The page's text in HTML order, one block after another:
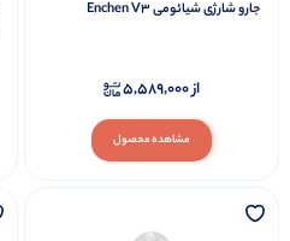
جارو شارژی شیائومی Enchen V3
مشاهده محصول
از5,589,000